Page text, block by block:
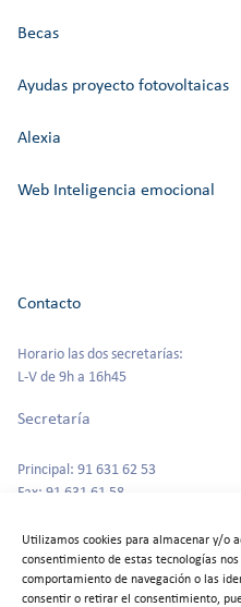
Utilizamos cookies para almacenar y/o
consentimiento de estas tecnologías
comportamiento de navegación o las
consentir o retirar el consentimiento,
Becas
Ayudas proyecto fotovoltaicas
Alexia
Web Inteligencia emocional
Contacto
Horario las dos secretarías:
L-V de 9h a 16h45
Secretaría
Principal: 91 631 62 53
Fax: 91 631 61 58
Escuela Infantil